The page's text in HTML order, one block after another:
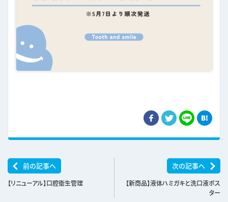
前の記事へ
【リニューアル】口腔衛生管理
次の記事へ
【新商品】液体ハミガキと洗口液ポス
ター